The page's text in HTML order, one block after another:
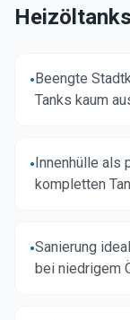
•Beengte
Tanks kaum
•Innenhülle als
kompletten
•Sanierung
bei niedrigem